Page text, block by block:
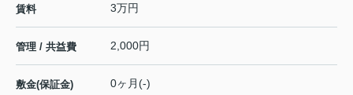
賃料 3万円
管理 / 共益費 2,000円
敷金(保証金) 0ヶ月(-)